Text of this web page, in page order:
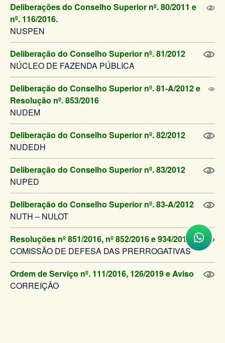
Deliberações do Conselho Superior nº. 80/2011 e
nº. 116/2016.
NUSPEN
Deliberação do Conselho Superior nº. 81/2012
NÚCLEO DE FAZENDA PÚBLICA
Deliberação do Conselho Superior nº. 81-A/2012 e
Resolução nº. 853/2016
NUDEM
Deliberação do Conselho Superior nº. 82/2012
NUDEDH
Deliberação do Conselho Superior nº. 83/2012
NUPED
Deliberação do Conselho Superior nº. 83-A/2012
NUTH – NULOT
Resoluções nº 851/2016, nº 852/2016 e 934/2018.
COMISSÃO DE DEFESA DAS PRERROGATIVAS
Ordem de Serviço nº. 111/2016, 126/2019 e Aviso
CORREIÇÃO